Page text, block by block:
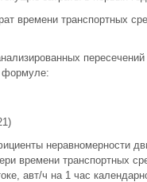
времени транспортных
формуле:
неравномерности
времени транспортных
авт/ч на 1 час